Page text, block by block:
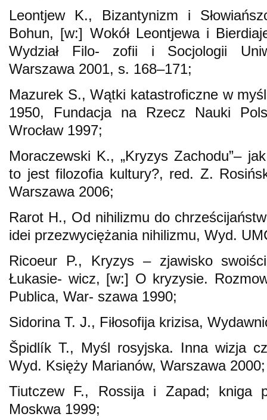
Leontjew K., Bizantynizm i
Bohun, [w:] Wokół Leontjewa i
Wydział Filo- zofii i Socjologii
Warszawa 2001, s. 168–171;
Mazurek S., Wątki katastroficzne w
1950, Fundacja na Rzecz Nauki
Wrocław 1997;
Moraczewski K., „Kryzys Zachodu”–
to jest filozofia kultury?, red. Z.
Warszawa 2006;
Rarot H., Od nihilizmu do
idei przezwyciężania nihilizmu, Wyd.
Ricoeur P., Kryzys – zjawisko
Łukasie- wicz, [w:] O kryzysie.
Publica, War- szawa 1990;
Sidorina T. J., Fiłosofija krizisa,
Špidlík T., Myśl rosyjska. Inna wizja
Wyd. Księży Marianów, Warszawa 2000;
Tiutczew F., Rossija i Zapad; kniga
Moskwa 1999;